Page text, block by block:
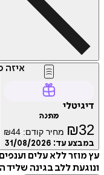
איזה
דיגיטלי
מתנה
₪32 מחיר קודם: ₪44
במבצע עד: 31/08/2026
עץ מוזר ללא עלים
ונוגעת ללב בגינה שליד